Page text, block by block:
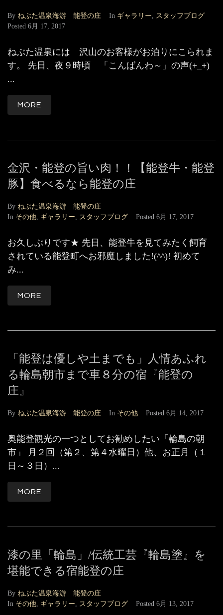
By ねぶた温泉海游 能登の庄 In ギャラリー, スタッフブログ
Posted 6月 17, 2017
ねぶた温泉には 沢山のお客様がお泊りにこられま
す。 先日、夜９時頃 「こんばんわ～」の声(+_+)
...
MORE
金沢・能登の旨い肉！！【能登牛・能登
豚】食べるなら能登の庄
By ねぶた温泉海游 能登の庄
In その他, ギャラリー, スタッフブログ Posted 6月 17, 2017
お久しぶりです★ 先日、能登牛を見てみたく飼育
されている能登町へお邪魔しました!(^^)! 初めて
み...
MORE
「能登は優しや土までも」人情あふれ
る輪島朝市まで車８分の宿『能登の
庄』
By ねぶた温泉海游 能登の庄 In その他 Posted 6月 14, 2017
奥能登観光の一つとしてお勧めしたい「輪島の朝
市」 月２回（第２、第４水曜日）他、お正月（１
日～３日）...
MORE
漆の里「輪島」/伝統工芸『輪島塗』を
堪能できる宿能登の庄
By ねぶた温泉海游 能登の庄
In その他, ギャラリー, スタッフブログ Posted 6月 13, 2017